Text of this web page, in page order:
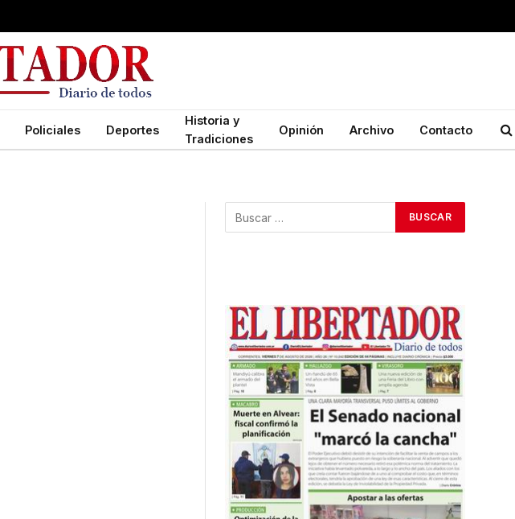
Policiales Deportes
Historia y
Tradiciones
Opinión Archivo Contacto